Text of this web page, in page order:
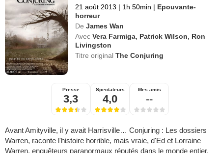
21 août 2013 | 1h 50min | Epouvante-
horreur
De James Wan
Avec Vera Farmiga Patrick Wilson
Ron
Livingston
Titre originalThe Conjuring
Presse
3,3
Spectateurs
4,0
Mes amis
--
Avant Amityville, il y avait Harrisville… Conjuring : Les dossiers
Warren, raconte l'histoire horrible, mais vraie, d'Ed et Lorraine
Warren, enquêteurs paranormaux réputés dans le monde entier,